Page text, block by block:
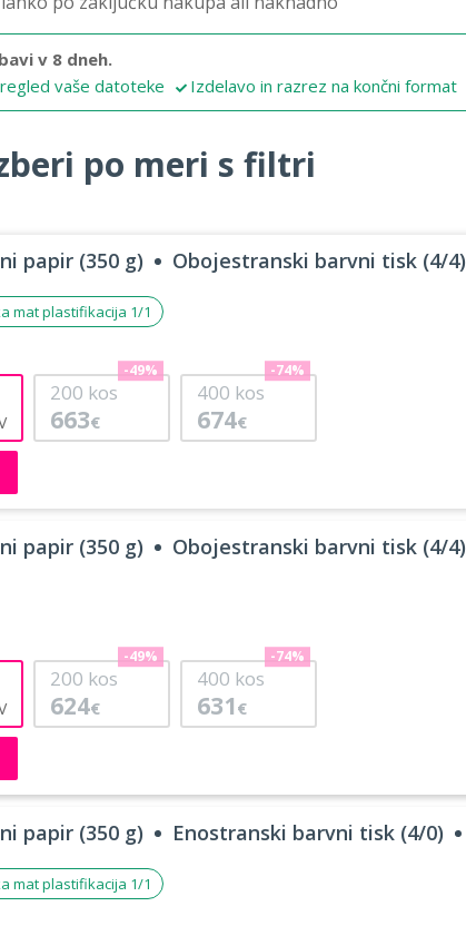
v 8 dneh.
vaše datoteke Izdelavo in razrez na končni format
po meri s filtri
papir (350 g) Obojestranski barvni tisk (4/4)
mat plastifikacija 1/1
200 kos
663€
-49%
400 kos
674€
-74%
papir (350 g) Obojestranski barvni tisk (4/4)
200 kos
624€
-49%
400 kos
631 €
-74%
papir (350 g) Enostranski barvni tisk (4/0)
mat plastifikacija 1/1